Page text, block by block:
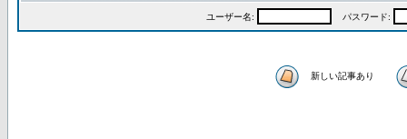
ユーザー名: パスワード:
新しい記事あり